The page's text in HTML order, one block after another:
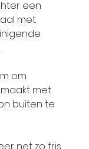
een
met
om
met
buiten te